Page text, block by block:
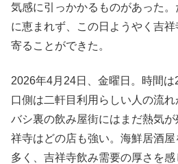
気感に引っかかるものがあった
に恵まれず、この日ようやく吉
寄ることができた。
2026年4月24日、金曜日。時間
口側は二軒目利用らしい人の流
バシ裏の飲み屋街にはまだ熱気
祥寺はどの店も強い。海鮮居酒
多く、吉祥寺飲み需要の厚さを感